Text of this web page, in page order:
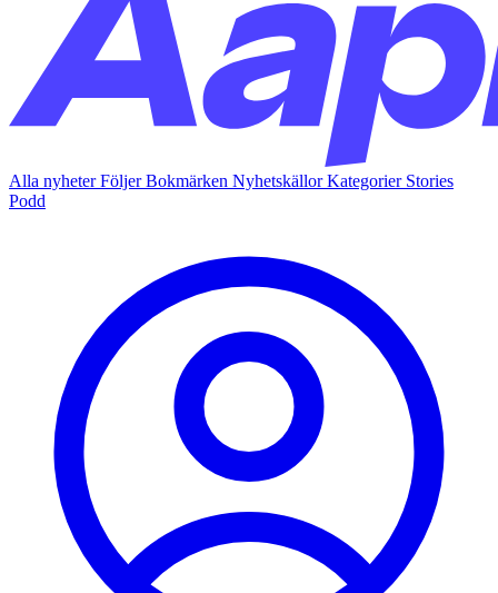
Alla nyheterFöljerBokmärken NyhetskällorKategorier Stories
Podd